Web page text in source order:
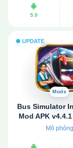
5.0
UPDATE
Mods
Bus Simulator
Mod APK
tiền)
Mô phỏng